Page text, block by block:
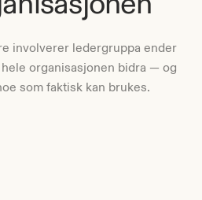
involverer ledergruppa ender
organisasjonen bidra — og
som faktisk kan brukes.